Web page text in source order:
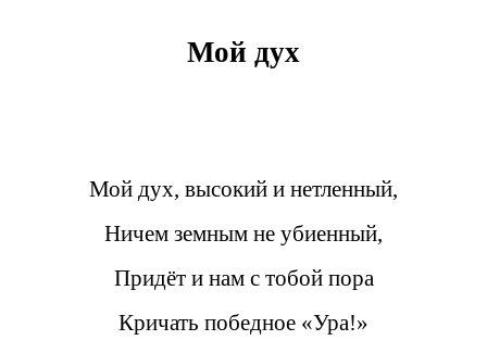
Мой дух
Мой дух, высокий и нетленный,
Ничем земным не убиенный,
Придёт и нам с тобой пора
Кричать победное «Ура!»